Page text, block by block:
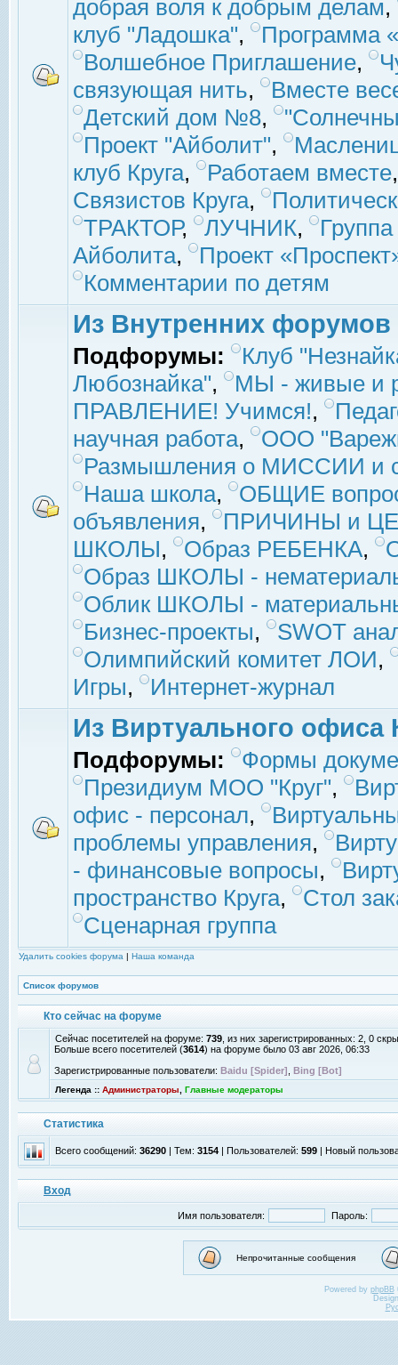
добрая воля к добрым делам,
клуб "Ладошка",
Программа
Волшебное Приглашение,
связующая нить,
Вместе
Детский дом №8,
Проект "Айболит",
клуб Круга, Работаем вместе
Связистов Круга,
ТРАКТОР, ЛУЧНИК,
Айболита,
Проект
Комментарии по детям
Из Внутренних форумов
Подфорумы:
Клуб
Любознайка",
МЫ - живые и
ПРАВЛЕНИЕ! Учимся!,
научная работа,
ООО
Размышления о МИССИИ и
Наша школа,
ОБЩИЕ
объявления,
ПРИЧИНЫ и
ШКОЛЫ, Образ РЕБЕНКА,
Образ ШКОЛЫ -
Облик ШКОЛЫ -
Бизнес-проекты,
SWOT
Олимпийский комитет ЛОИ,
Игры, Интернет-журнал
Из Виртуального офиса
Подфорумы:
Формы
Президиум МОО "Круг",
офис - персонал,
проблемы управления,
- финансовые вопросы,
пространство Круга,
Стол
Сценарная группа
Удалить cookies форума | Наша команда
Список форумов
Кто сейчас на форуме
Сейчас посетителей на форуме: 739 , из них зарегистрированных: 2, 0
Больше всего посетителей (3614) на форуме было 03 авг 2026, 06:33
Зарегистрированные пользователи: Baidu [Spider] Bing [Bot]
Легенда :: Администраторы Главные модераторы
Статистика
Всего сообщений: 36290 | Тем: 3154 | Пользователей: 599 | Новый
Вход
Имя пользователя: Пароль:
Непрочитанные сообщения
Powered by phpBB